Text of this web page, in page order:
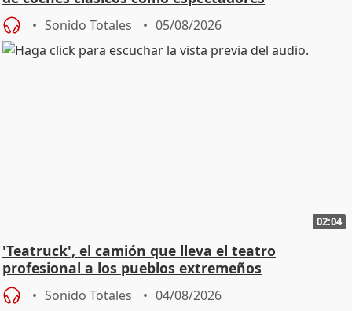
Sonido Totales 05/08/2026
02:04
'Teatruck', el camión que lleva el teatro
profesional a los pueblos extremeños
Sonido Totales 04/08/2026